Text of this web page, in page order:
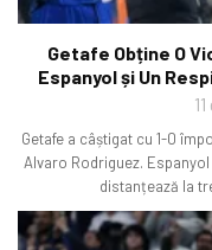
Getafe Obține O
Espanyol și Un
Getafe a câștigat cu 1-0
Alvaro Rodriguez.
distanțează la